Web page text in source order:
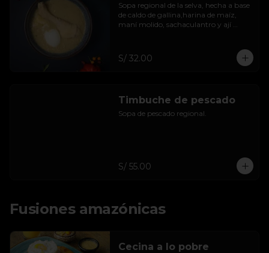
Sopa regional de la selva, hecha a base
de caldo de gallina,harina de maíz,
maní molido, sachaculantro y ají
S/ 32.00
Timbuche de pescado
Sopa de pescado regional.
S/ 55.00
Fusiones amazónicas
Cecina a lo pobre